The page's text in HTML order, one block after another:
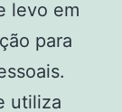
levo em
para
utiliza